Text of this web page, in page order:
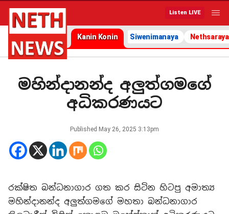
Listen LIVE
Kanin Konin Siwenimanaya Nethsaraya
මහින්දානන්ද අලුත්ගමගේ
අධිකරණයට
Published May 26, 2025 3:13pm
රක්ෂිත බන්ධනාගාර ගත කර සිටින හිටපු අමාත්‍ය
මහින්දානන්ද අලුත්ගමගේ මහතා බන්ධනාගාර